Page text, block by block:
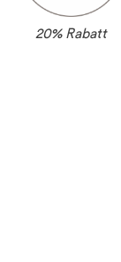
20% Rabatt